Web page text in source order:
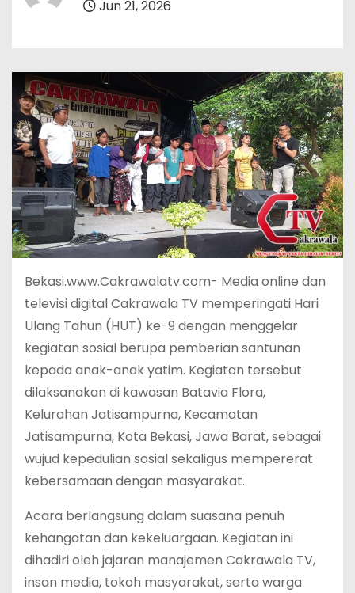
Jun 21, 2026
Bekasi.www.Cakrawalatv.com- Media online dan
televisi digital Cakrawala TV memperingati Hari
Ulang Tahun (HUT) ke-9 dengan menggelar
kegiatan sosial berupa pemberian santunan
kepada anak-anak yatim. Kegiatan tersebut
dilaksanakan di kawasan Batavia Flora,
Kelurahan Jatisampurna, Kecamatan
Jatisampurna, Kota Bekasi, Jawa Barat, sebagai
wujud kepedulian sosial sekaligus mempererat
kebersamaan dengan masyarakat.
Acara berlangsung dalam suasana penuh
kehangatan dan kekeluargaan. Kegiatan ini
dihadiri oleh jajaran manajemen Cakrawala TV,
insan media, tokoh masyarakat, serta warga